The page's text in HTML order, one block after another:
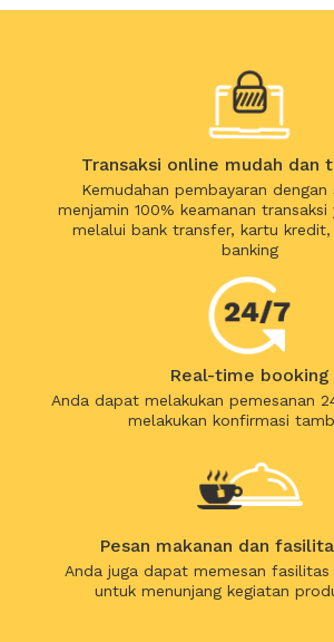
Transaksi online mudah dan
Kemudahan pembayaran dengan
menjamin 100% keamanan transaksi
melalui bank transfer, kartu
banking
Real-time booking
Anda dapat melakukan pemesanan
melakukan konfirmasi
Pesan makanan dan
Anda juga dapat memesan fasilitas
untuk menunjang kegiatan